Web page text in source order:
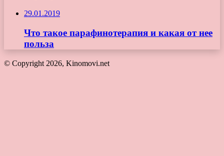
29.01.2019
Что такое парафинотерапия и какая от нее
польза
© Copyright 2026, Kinomovi.net